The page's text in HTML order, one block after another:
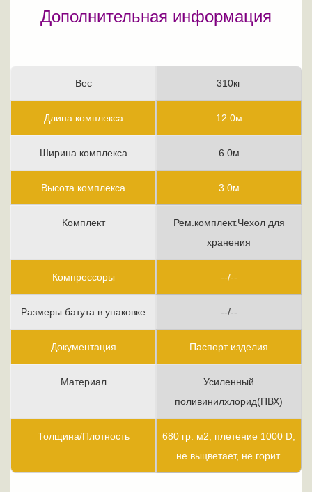
Дополнительная информация
Вес
Длина комплекса
Ширина комплекса
Высота комплекса
Комплект
Компрессоры
Размеры батута в упаковке
Документация
Материал
Толщина/Плотность
310кг
12.0м
6.0м
3.0м
Рем.комплект.Чехол для
хранения
--/--
--/--
Паспорт изделия
Усиленный
поливинилхлорид(ПВХ)
680 гр. м2, плетение 1000 D,
не выцветает, не горит.